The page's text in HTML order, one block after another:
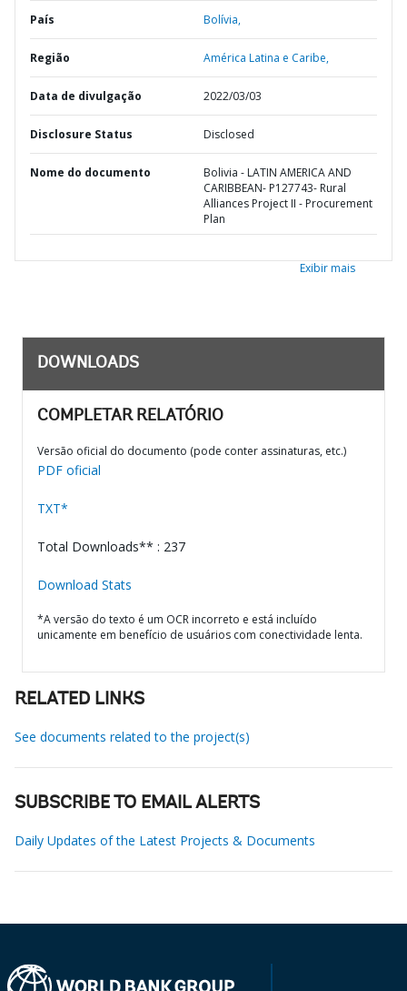
País Bolívia,
Região América Latina e Caribe,
Data de divulgação 2022/03/03
Disclosure Status Disclosed
Nome do documento
Bolivia - LATIN AMERICA AND
CARIBBEAN- P127743- Rural
Alliances Project II - Procurement
Plan
Exibir mais
DOWNLOADS
COMPLETAR RELATÓRIO
Versão oficial do documento (pode conter assinaturas, etc.)
PDF oficial
TXT*
Total Downloads** : 237
Download Stats
*A versão do texto é um OCR incorreto e está incluído
unicamente em benefício de usuários com conectividade lenta.
RELATED LINKS
See documents related to the project(s)
SUBSCRIBE TO EMAIL ALERTS
Daily Updates of the Latest Projects & Documents